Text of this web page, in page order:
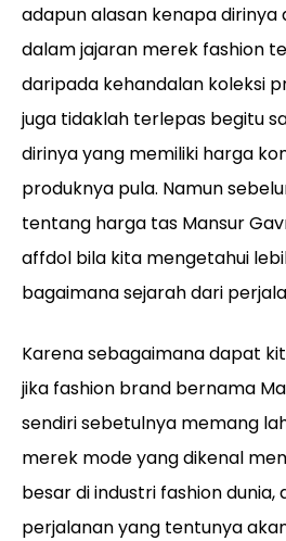
adapun alasan kenapa dirinya
dalam jajaran merek fashion
daripada kehandalan koleksi
juga tidaklah terlepas begitu
dirinya yang memiliki harga
produknya pula. Namun
tentang harga tas Mansur
affdol bila kita mengetahui
bagaimana sejarah dari
Karena sebagaimana dapat
jika fashion brand bernama
sendiri sebetulnya memang
merek mode yang dikenal
besar di industri fashion dunia,
perjalanan yang tentunya